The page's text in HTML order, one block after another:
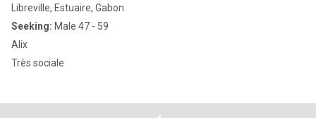
Libreville, Estuaire, Gabon
Seeking: Male 47 - 59
Alix
Très sociale